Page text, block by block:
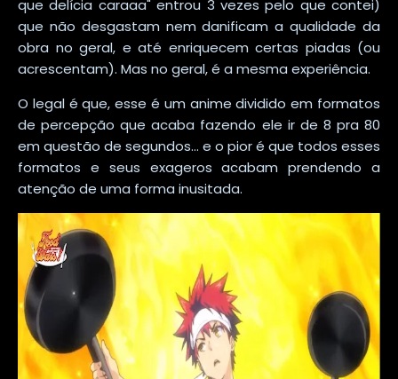
que delícia caraaa" entrou 3 vezes pelo que contei)
que não desgastam nem danificam a qualidade da
obra no geral, e até enriquecem certas piadas (ou
acrescentam). Mas no geral, é a mesma experiência.
O legal é que, esse é um anime dividido em formatos
de percepção que acaba fazendo ele ir de 8 pra 80
em questão de segundos... e o pior é que todos esses
formatos e seus exageros acabam prendendo a
atenção de uma forma inusitada.